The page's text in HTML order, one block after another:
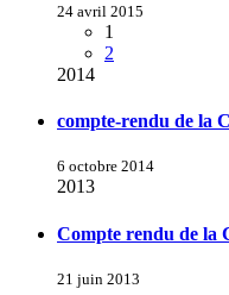
24 avril 2015
1
2
2014
compte-rendu de la
6 octobre 2014
2013
Compte rendu de la
21 juin 2013